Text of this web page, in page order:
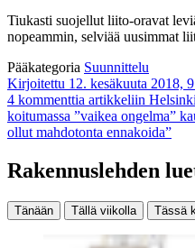
Tiukasti suojellut liito-oravat
nopeammin, selviää uusimmat
Pääkategoria Suunnittelu
Kirjoitettu 12. kesäkuuta 2018,
4 kommenttia artikkeliin
koitumassa ”vaikea ongelma”
ollut mahdotonta ennakoida”
Rakennuslehden
Tänään Tällä viikolla Tässä